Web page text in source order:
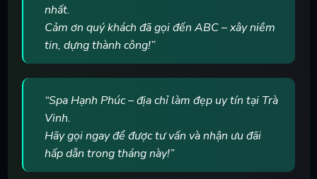
nhất.
Cảm ơn quý khách đã gọi đến ABC – xây niềm
tin, dựng thành công!”
“Spa Hạnh Phúc – địa chỉ làm đẹp uy tín tại Trà
Vinh.
Hãy gọi ngay để được tư vấn và nhận ưu đãi
hấp dẫn trong tháng này!”